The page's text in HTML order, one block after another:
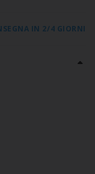
IN 2/4 GIORNI